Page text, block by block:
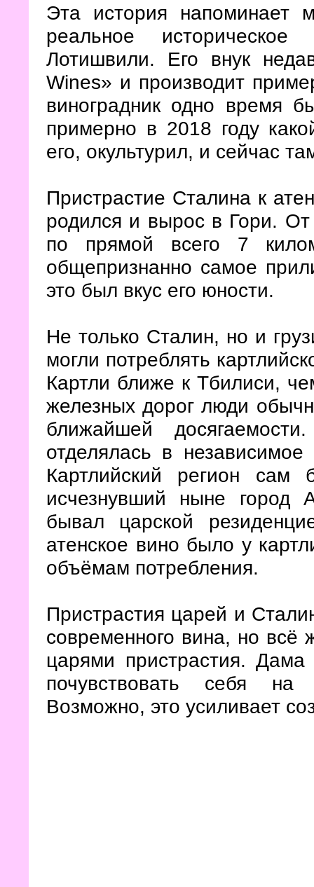
Эта история напоминает
реальное
Лотишвили. Его внук
Wines» и производит
виноградник одно время
примерно в 2018 году
его, окультурил, и сейчас
Пристрастие Сталина к
родился и вырос в Гори. От
по прямой всего 7
общепризнанно самое
это был вкус его юности.
Не только Сталин, но и
могли потреблять
Картли ближе к Тбилиси,
железных дорог люди
ближайшей
отделялась в
Картлийский регион сам
исчезнувший ныне город
бывал царской
атенское вино было у
объёмам потребления.
Пристрастия царей и
современного вина, но
царями пристрастия.
почувствовать себя
Возможно, это усиливает